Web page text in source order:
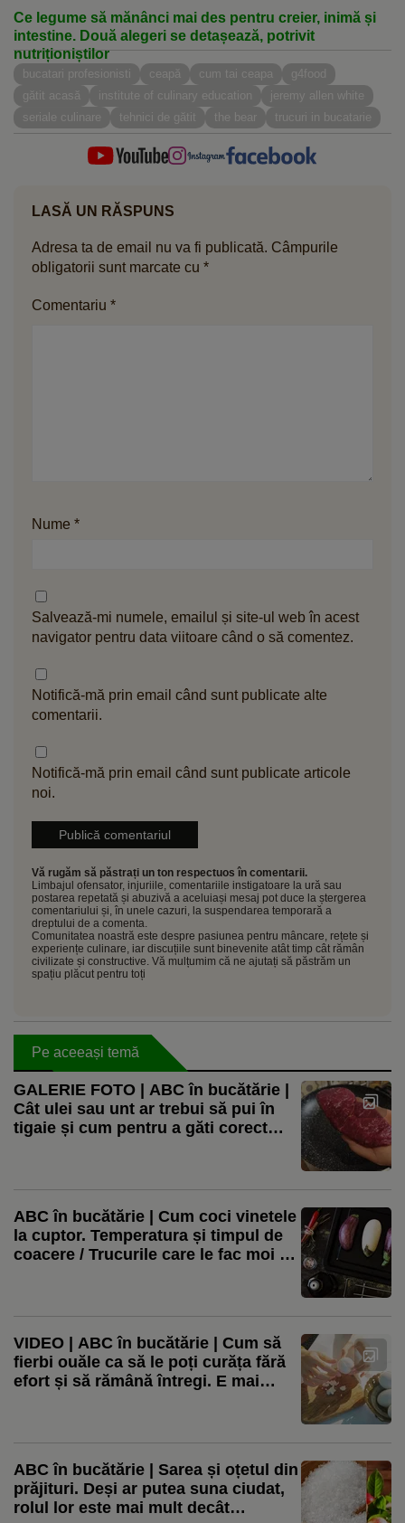
Ce legume să mănânci mai des pentru creier, inimă și
intestine. Două alegeri se detașează, potrivit
nutriționiștilor
bucatari profesionisti ceapă cum tai ceapa
g4food
gătit acasă
institute of culinary education
jeremy allen white
seriale culinare
tehnici de gătit the bear trucuri in bucatarie
LASĂ UN RĂSPUNS
Adresa ta de email nu va fi publicată. Câmpurile
obligatorii sunt marcate cu *
Comentariu *
Nume *
Salvează-mi numele, emailul și site-ul web în acest
navigator pentru data viitoare când o să comentez.
Notifică-mă prin email când sunt publicate alte
comentarii.
Notifică-mă prin email când sunt publicate articole
noi.
Vă rugăm să păstrați un ton respectuos în comentarii.
Limbajul ofensator, injuriile, comentariile instigatoare la ură sau
postarea repetată și abuzivă a aceluiași mesaj pot duce la ștergerea
comentariului și, în unele cazuri, la suspendarea temporară a
dreptului de a comenta.
Comunitatea noastră este despre pasiunea pentru mâncare, rețete și
experiențe culinare, iar discuțiile sunt binevenite atât timp cât rămân
civilizate și constructive. Vă mulțumim că ne ajutați să păstrăm un
spațiu plăcut pentru toți
Pe aceeași temă
GALERIE FOTO | ABC în bucătărie |
Cât ulei sau unt ar trebui să pui în
tigaie și cum pentru a găti corect
ABC în bucătărie | Cum coci vinetele
la cuptor. Temperatura și timpul de
coacere / Trucurile care le fac moi și
VIDEO | ABC în bucătărie | Cum să
fierbi ouăle ca să le poți curăța fără
efort și să rămână întregi. E mai
ABC în bucătărie | Sarea și oțetul din
prăjituri. Deși ar putea suna ciudat,
rolul lor este mai mult decât